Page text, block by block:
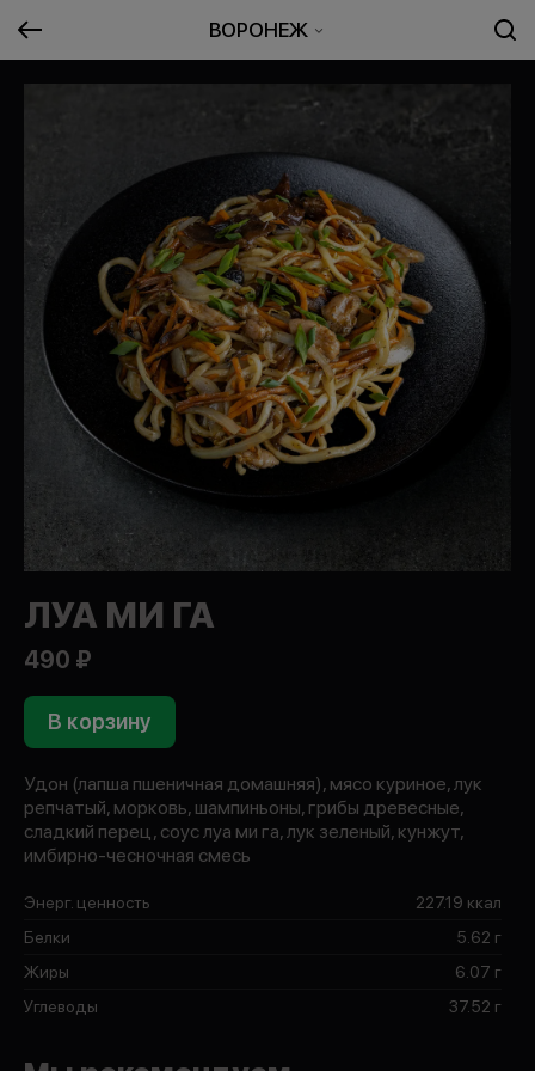
ВОРОНЕЖ
ЛУА МИ ГА
490 ₽
В корзину
Удон (лапша пшеничная домашняя), мясо куриное, лук
репчатый, морковь, шампиньоны, грибы древесные,
сладкий перец, соус луа ми га, лук зеленый, кунжут,
имбирно-чесночная смесь
Энерг. ценность
227.19 ккал
Белки
5.62 г
Жиры
6.07 г
Углеводы
37.52 г